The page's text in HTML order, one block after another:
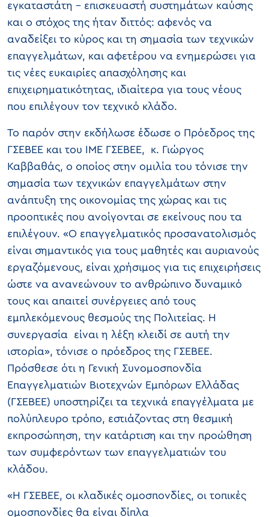
εγκαταστάτη – επισκευαστή συστημάτων καύσης
και ο στόχος της ήταν διττός: αφενός να
αναδείξει το κύρος και τη σημασία των τεχνικών
επαγγελμάτων, και αφετέρου να ενημερώσει για
τις νέες ευκαιρίες απασχόλησης και
επιχειρηματικότητας, ιδιαίτερα για τους νέους
που επιλέγουν τον τεχνικό κλάδο.
Το παρόν στην εκδήλωσε έδωσε ο Πρόεδρος της
ΓΣΕΒΕΕ και του ΙΜΕ ΓΣΕΒΕΕ, κ. Γιώργος
Καββαθάς, ο οποίος στην ομιλία του τόνισε την
σημασία των τεχνικών επαγγελμάτων στην
ανάπτυξη της οικονομίας της χώρας και τις
προοπτικές που ανοίγονται σε εκείνους που τα
επιλέγουν. «Ο επαγγελματικός προσανατολισμός
είναι σημαντικός για τους μαθητές και αυριανούς
εργαζόμενους, είναι χρήσιμος για τις επιχειρήσεις
ώστε να ανανεώνουν το ανθρώπινο δυναμικό
τους και απαιτεί συνέργειες από τους
εμπλεκόμενους θεσμούς της Πολιτείας. Η
συνεργασία είναι η λέξη κλειδί σε αυτή την
ιστορία», τόνισε ο πρόεδρος της ΓΣΕΒΕΕ.
Πρόσθεσε ότι η Γενική Συνομοσπονδία
Επαγγελματιών Βιοτεχνών Εμπόρων Ελλάδας
(ΓΣΕΒΕΕ) υποστηρίζει τα τεχνικά επαγγέλματα με
πολύπλευρο τρόπο, εστιάζοντας στη θεσμική
εκπροσώπηση, την κατάρτιση και την προώθηση
των συμφερόντων των επαγγελματιών του
κλάδου.
«Η ΓΣΕΒΕΕ, οι κλαδικές ομοσπονδίες, οι τοπικές
ομοσπονδίες θα είναι δίπλα